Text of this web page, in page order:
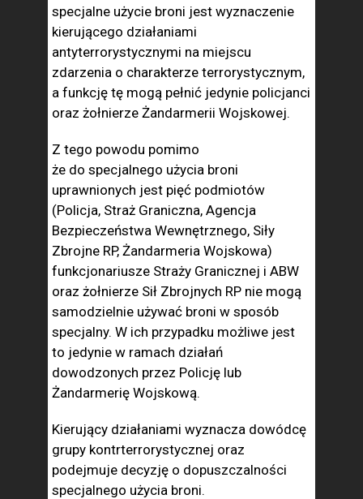
specjalne użycie broni jest wyznaczenie
kierującego działaniami
antyterrorystycznymi na miejscu
zdarzenia o charakterze terrorystycznym,
a funkcję tę mogą pełnić jedynie policjanci
oraz żołnierze Żandarmerii Wojskowej.
Z tego powodu pomimo
że do specjalnego użycia broni
uprawnionych jest pięć podmiotów
(Policja, Straż Graniczna, Agencja
Bezpieczeństwa Wewnętrznego, Siły
Zbrojne RP, Żandarmeria Wojskowa)
funkcjonariusze Straży Granicznej i ABW
oraz żołnierze Sił Zbrojnych RP nie mogą
samodzielnie używać broni w sposób
specjalny. W ich przypadku możliwe jest
to jedynie w ramach działań
dowodzonych przez Policję lub
Żandarmerię Wojskową.
Kierujący działaniami wyznacza dowódcę
grupy kontrterrorystycznej oraz
podejmuje decyzję o dopuszczalności
specjalnego użycia broni.